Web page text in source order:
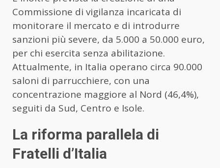
Commissione di vigilanza incaricata di
monitorare il mercato e di introdurre
sanzioni più severe, da 5.000 a 50.000 euro,
per chi esercita senza abilitazione.
Attualmente, in Italia operano circa 90.000
saloni di parrucchiere, con una
concentrazione maggiore al Nord (46,4%),
seguiti da Sud, Centro e Isole.
La riforma parallela di
Fratelli d’Italia